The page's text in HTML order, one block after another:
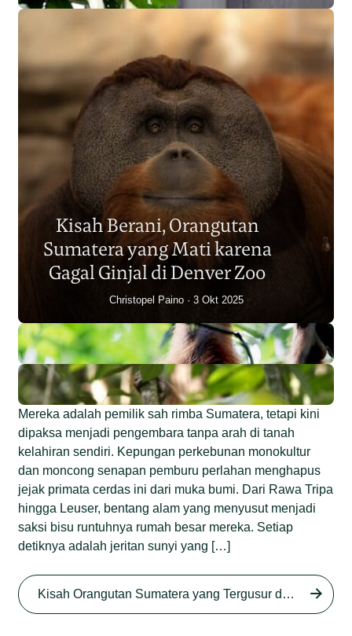
Populasi Orangutan
Sumatera Berkurang 2.700
Individu dalam Satu Dekade?
Junaidi Hanafiah 14 Jul 2026
Kisah Berani, Orangutan
Sumatera yang Mati karena
Gagal Ginjal di Denver Zoo
Christopel Paino 3 Okt 2025
Sumatera di Rawa Tripa
Junaidi Hanafiah 27 Agu 2025
Begini Modus Perburuan
Mereka adalah pemilik sah rimba Sumatera, tetapi kini
dipaksa menjadi pengembara tanpa arah di tanah
kelahiran sendiri. Kepungan perkebunan monokultur
dan moncong senapan pemburu perlahan menghapus
jejak primata cerdas ini dari muka bumi. Dari Rawa Tripa
hingga Leuser, bentang alam yang menyusut menjadi
saksi bisu runtuhnya rumah besar mereka. Setiap
detiknya adalah jeritan sunyi yang […]
Kisah Orangutan Sumatera yang Tergusur dari Rumah Sendiri series